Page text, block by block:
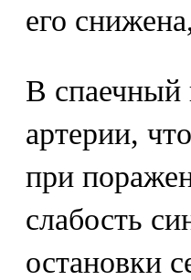
его
В спаечный
артерии,
при
слабость
остановки